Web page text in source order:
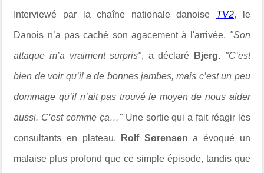
Interviewé par la chaîne nationale danoise TV2, le
Danois n’a pas caché son agacement à l'arrivée. "Son
attaque m’a vraiment surpris", a déclaré Bjerg. "C’est
bien de voir qu’il a de bonnes jambes, mais c’est un peu
dommage qu’il n’ait pas trouvé le moyen de nous aider
aussi. C’est comme ça…" Une sortie qui a fait réagir les
consultants en plateau. Rolf Sørensen a évoqué un
malaise plus profond que ce simple épisode, tandis que